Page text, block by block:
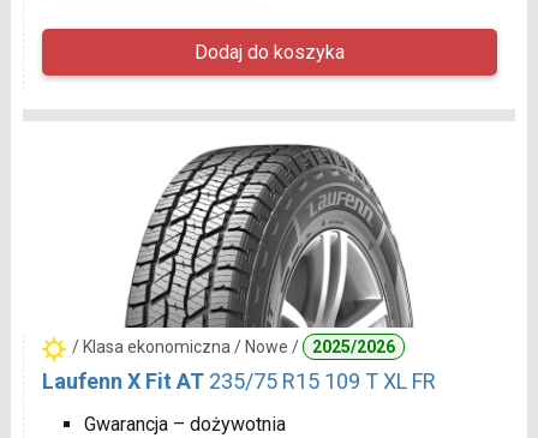
/ Klasa ekonomiczna / Nowe / 2025/2026
Laufenn X Fit AT 235/75 R15 109 T XL FR
Gwarancja – dożywotnia